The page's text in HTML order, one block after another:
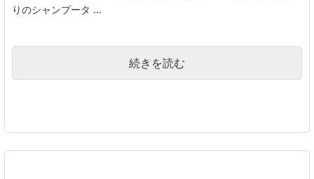
りのシャンプータ ...
続きを読む